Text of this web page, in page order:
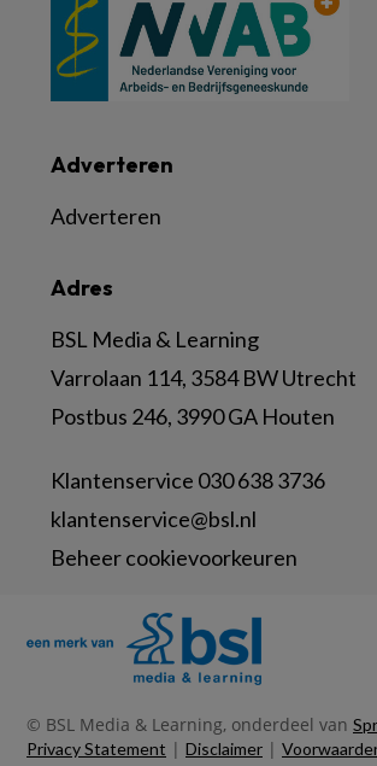
Adres
BSL Media & Learning
Varrolaan 114, 3584 BW Utrecht
Postbus 246, 3990 GA Houten
Klantenservice 030 638 3736
klantenservice@bsl.nl
Beheer cookievoorkeuren
Adverteren
Adverteren
© BSL Media & Learning, onderdeel van
Privacy Statement | Disclaimer |